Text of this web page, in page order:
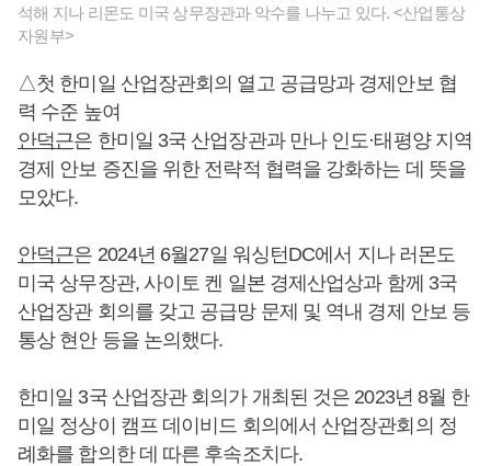
석해 지나 리몬도 미국 상무장관과 악수를 나누고 있다. <산업통상
자원부>
△첫 한미일 산업장관회의 열고 공급망과 경제안보 협
력 수준 높여
안덕근은 한미일 3국 산업장관과 만나 인도·태평양 지역
경제 안보 증진을 위한 전략적 협력을 강화하는 데 뜻을
모았다.
안덕근은 2024년 6월27일 워싱턴DC에서 지나 러몬도
미국 상무장관, 사이토 켄 일본 경제산업상과 함께 3국
산업장관 회의를 갖고 공급망 문제 및 역내 경제 안보 등
통상 현안 등을 논의했다.
한미일 3국 산업장관 회의가 개최된 것은 2023년 8월 한
미일 정상이 캠프 데이비드 회의에서 산업장관회의 정
례화를 합의한 데 따른 후속조치다.